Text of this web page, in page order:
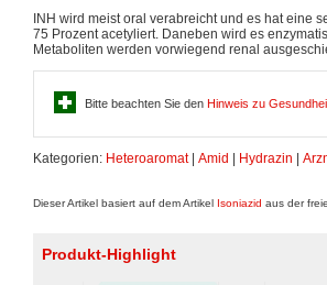
INH wird meist oral verabreicht und es hat eine
75 Prozent acetyliert. Daneben wird es
Metaboliten werden vorwiegend renal
Bitte beachten Sie den Hinweis zu
Kategorien: Heteroaromat| Amid Hydrazin
Dieser Artikel basiert auf dem Artikel Isoniazid aus der
Produkt-Highlight